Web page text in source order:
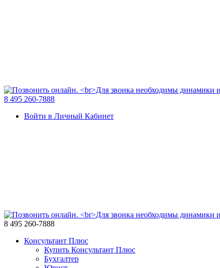
8 495 260-7888
Войти в Личный Кабинет
8 495 260-7888
Консультант Плюс
Купить Консультант Плюс
Бухгалтер